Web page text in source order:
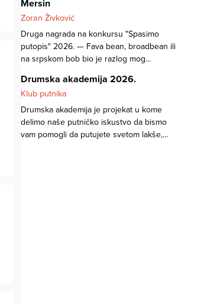
Mersin
Zoran Živković
Druga nagrada na konkursu "Spasimo
putopis" 2026. — Fava bean, broadbean ili
na srpskom bob bio je razlog mog...
Drumska akademija 2026.
Klub putnika
Drumska akademija je projekat u kome
delimo naše putničko iskustvo da bismo
vam pomogli da putujete svetom lakše,...